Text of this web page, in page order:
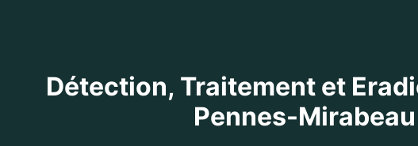
Détection, Traitement et
Pennes-Mirabeau